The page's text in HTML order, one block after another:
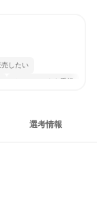
したい
チームワークを重視
選考情報